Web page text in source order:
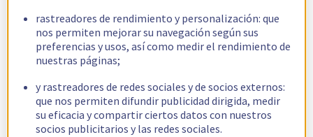
rastreadores de rendimiento y personalización: que
nos permiten mejorar su navegación según sus
preferencias y usos, así como medir el rendimiento de
nuestras páginas;
y rastreadores de redes sociales y de socios externos:
que nos permiten difundir publicidad dirigida, medir
su eficacia y compartir ciertos datos con nuestros
socios publicitarios y las redes sociales.